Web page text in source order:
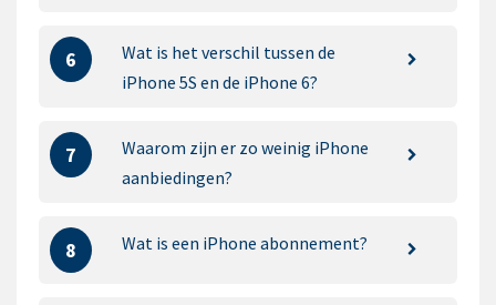
6
Wat is het verschil tussen de
iPhone 5S en de iPhone 6?
7
Waarom zijn er zo weinig iPhone
aanbiedingen?
8 Wat is een iPhone abonnement?